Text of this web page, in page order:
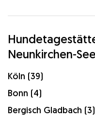
Neunkirchen-
Köln (39)
Bonn (4)
Bergisch Gladbach (3)